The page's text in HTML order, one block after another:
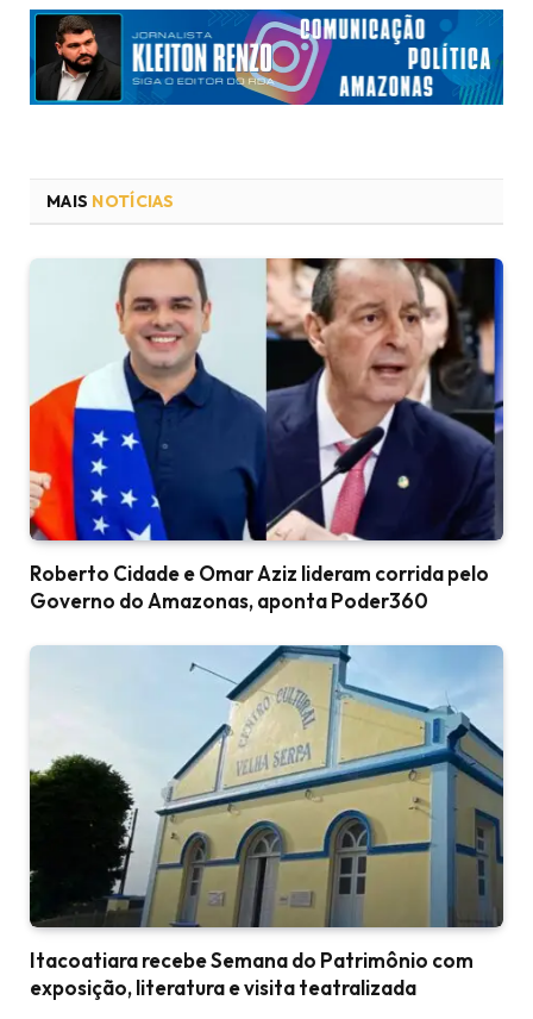
MAIS NOTÍCIAS
Roberto Cidade e Omar Aziz lideram corrida pelo
Governo do Amazonas, aponta Poder360
Itacoatiara recebe Semana do Patrimônio com
exposição, literatura e visita teatralizada